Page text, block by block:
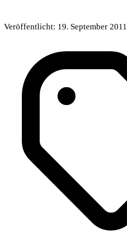
Veröffentlicht: 19. September 2011